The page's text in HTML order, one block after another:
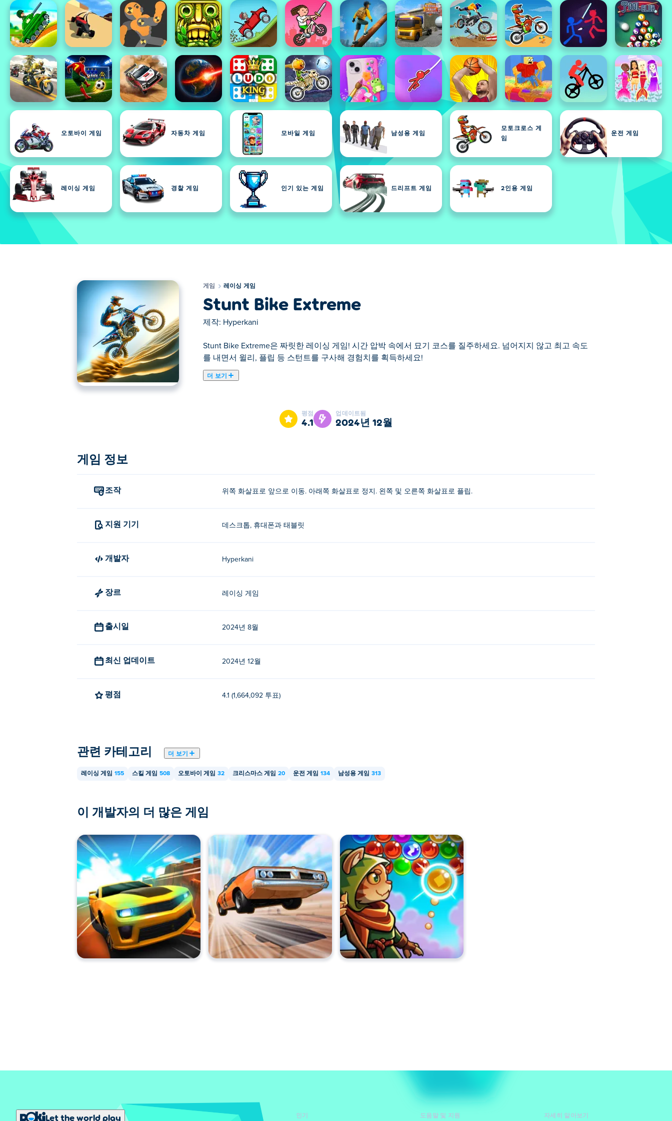
오토바이 게임 자동차 게임 모바일 게임 남성용 게임
모토크로스 게
임
운전 게임
레이싱 게임 경찰 게임 인기 있는 게임 드리프트 게임 2인용 게임
게임 레이싱 게임
Stunt Bike Extreme
제작: Hyperkani
Stunt Bike Extreme은 짜릿한 레이싱 게임! 시간 압박 속에서 묘기 코스를 질주하세요. 넘어지지 않고 최고 속도
를 내면서 윌리, 플립 등 스턴트를 구사해 경험치를 획득하세요!
더 보기
Stunt Bike Extreme은 최고의 오토바이 스턴트 기술을 선보일 수 있는 운전 게임입니다! 좋아하는 자전거를 타고 정글, 창고, 폐차장과 같은 까다로운
요. 자전거를 업그레이드하고 눈에 띄도록 디자인을 맞춤화하세요. 최고의 스턴트 바이크 라이더가 될 준비가 되셨나요?
위쪽 및 아래쪽 화살표 키 또는 페달 아이콘을 사용하여 자전거를 앞으로 움직이거나 멈추세요.
Stunt Bike Extreme을 만든 사람은 누구인가요?
Stunt Bike Extreme은 Hyperkani가 제작했습니다. 다른 게임을 다음에서 플레이하세요. Poki (포키):
ᴘυᴋɲ에서 Stunt Bike Extreme을 무료로 플레이할 수 있습니다.
평점
4.1
업데이트됨
2024년 12월
게임 정보
조작 위쪽 화살표로 앞으로 이동. 아래쪽 화살표로 정지. 왼쪽 및 오른쪽 화살표로 플립.
지원 기기 데스크톱, 휴대폰과 태블릿
개발자 Hyperkani
장르 레이싱 게임
출시일 2024년 8월
최신 업데이트 2024년 12월
평점 4.1 (1,664,092 투표)
관련 카테고리 더 보기
레이싱 게임 155 스킬 게임 508 오토바이 게임 32 크리스마스 게임 20 운전 게임 134 남성용 게임 313
이 개발자의 더 많은 게임
Let the world play 인기 도움말 및 지원 자세히 알아보기